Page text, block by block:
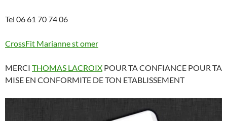
Tel 06 61 70 74 06
CrossFit Marianne st omer
MERCI THOMAS LACROIX POUR TA CONFIANCE POUR TA
MISE EN CONFORMITE DE TON ETABLISSEMENT